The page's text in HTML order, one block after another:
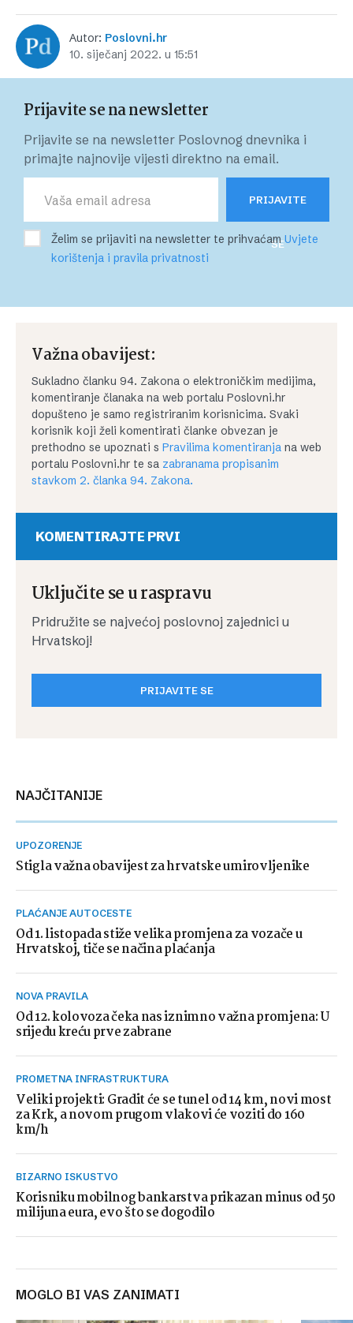
Autor: Poslovni.hr
10. siječanj 2022. u 15:51
Prijavite se na newsletter
Prijavite se na newsletter Poslovnog dnevnika i
primajte najnovije vijesti direktno na email.
PRIJAVITE
SE
Želim se prijaviti na newsletter te prihvaćamUvjete
korištenja i pravila privatnosti
Važna obavijest:
Sukladno članku 94. Zakona o elektroničkim medijima,
komentiranje članaka na web portalu Poslovni.hr
dopušteno je samo registriranim korisnicima. Svaki
korisnik koji želi komentirati članke obvezan je
prethodno se upoznati s Pravilima komentiranja na web
portalu Poslovni.hr te sa zabranama propisanim
stavkom 2. članka 94. Zakona.
KOMENTIRAJTE PRVI
Uključite se u raspravu
Pridružite se najvećoj poslovnoj zajednici u
Hrvatskoj!
PRIJAVITE SE
NAJČITANIJE
UPOZORENJE
Stigla važna obavijest za hrvatske umirovljenike
PLAĆANJE AUTOCESTE
Od 1. listopada stiže velika promjena za vozače u
Hrvatskoj, tiče se načina plaćanja
NOVA PRAVILA
Od 12. kolovoza čeka nas iznimno važna promjena: U
srijedu kreću prve zabrane
PROMETNA INFRASTRUKTURA
Veliki projekti: Gradit će se tunel od 14 km, novi most
za Krk, a novom prugom vlakovi će voziti do 160
km/h
BIZARNO ISKUSTVO
Korisniku mobilnog bankarstva prikazan minus od 50
milijuna eura, evo što se dogodilo
MOGLO BI VAS ZANIMATI